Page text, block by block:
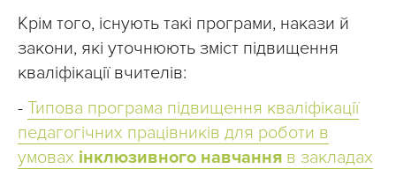
Крім того, існують такі програми, накази й
закони, які уточнюють зміст підвищення
кваліфікації вчителів:
- Типова програма підвищення кваліфікації
педагогічних працівників для роботи в
умовах інклюзивного навчання в закладах